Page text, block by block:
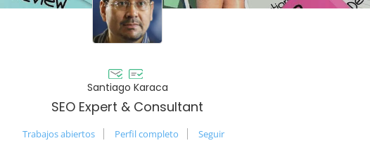
Santiago Karaca
SEO Expert & Consultant
Trabajos abiertos Perfil completo Seguir